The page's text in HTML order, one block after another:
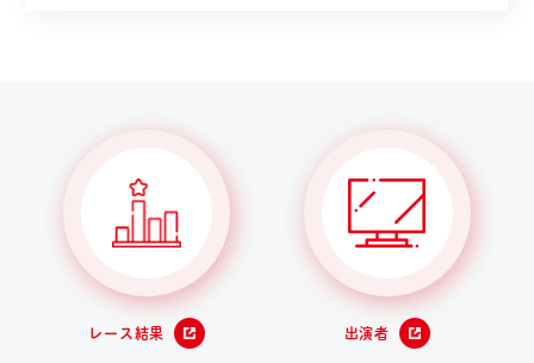
レース結果 出演者